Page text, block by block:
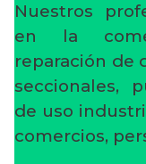
Nuestros
en la
reparación de
seccionales,
de uso
comercios,